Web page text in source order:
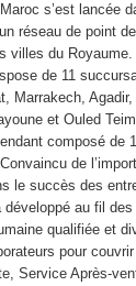
s’est lancée
réseau de point
villes du Royaume.
de 11
Marrakech, Agadir,
et Ouled
composé de
de
le succès des
au fil des
qualifiée et
pour
Service Après-